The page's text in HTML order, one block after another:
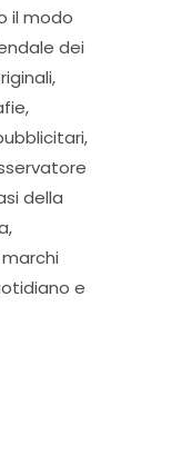
il modo
dei
della
e